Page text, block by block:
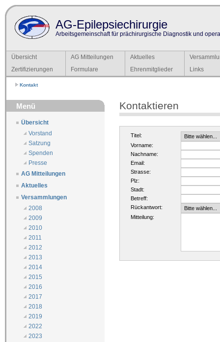
AG-Epilepsiechirurgie
Arbeitsgemeinschaft für prächirurgische Diagnostik und
Übersicht AG Mitteilungen Aktuelles
Zertifizierungen
Formulare Ehrenmitglieder Links
Kontakt
Menü
Übersicht
Vorstand
Satzung
Spenden
Presse
AG Mitteilungen
Aktuelles
Versammlungen
2008
2009
2010
2011
2012
2013
2014
2015
2016
2017
2018
2019
2022
2023
Kontaktieren
Titel:
Vorname:
Nachname:
Email:
Strasse:
Plz:
Stadt:
Betreff:
Rückantwort:
Mitteilung: